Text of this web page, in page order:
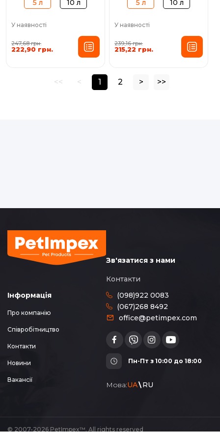
5 л 10 л
У наявності
247,68 грн.
222,90 грн.
5 л 10 л
У наявності
239,16 грн.
215,22 грн.
<< < 1 2 > >>
Інформація
Про компанію
Співробітництво
Контакти
Новини
Вакансії
Зв'язатися з нами
Контакти
(098)922 0083
(067)268 8492
office@petimpex.com
Пн-Пт з 10:00 до 18:00
Мова:UA RU
© 2007-2026 PetImpex™. All rights reserved